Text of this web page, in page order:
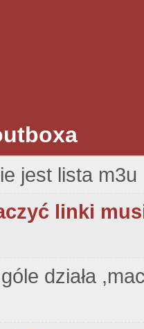
jest lista m3u
linki
działa